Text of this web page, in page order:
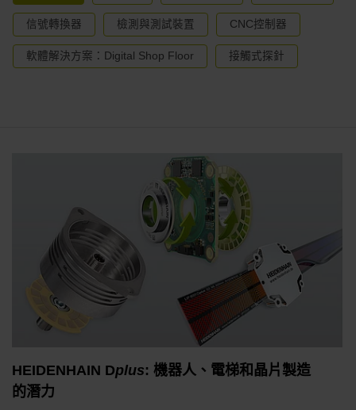
信號轉換器 檢測與測試裝置 CNC控制器
軟體解決方案：Digital Shop Floor 接觸式探針
HEIDENHAIN Dplus: 機器人、電梯和晶片製造
的潛力